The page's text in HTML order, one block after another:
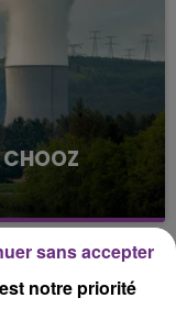
CHOOZ
centrale
situation
qui est toujours
notre priorité
sans accepter